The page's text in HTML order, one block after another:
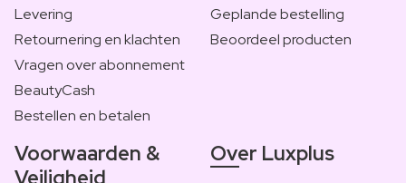
Levering
Retournering en klachten
Vragen over abonnement
BeautyCash
Bestellen en betalen
Geplande bestelling
Beoordeel producten
Voorwaarden &
Over Luxplus